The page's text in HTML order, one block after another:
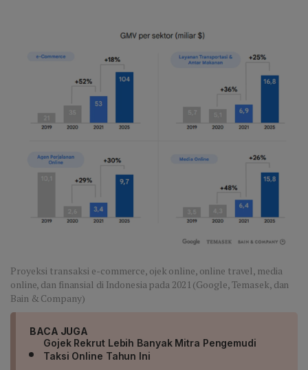
Proyeksi transaksi e-commerce, ojek online, online travel, media
online, dan finansial di Indonesia pada 2021 (Google, Temasek, dan
Bain & Company)
BACA JUGA
Gojek Rekrut Lebih Banyak Mitra Pengemudi
Taksi Online Tahun Ini